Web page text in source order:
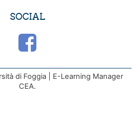
SOCIAL
di Foggia | E-Learning Manager
CEA.